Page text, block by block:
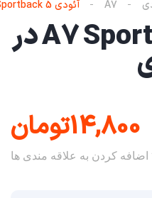
A7 آئودی A7 Sportback 5 در هاچ بک نقره ای
آئودی A7 Sportback 5 در
14,800تومان
اضافه کردن به علاقه مندی ها